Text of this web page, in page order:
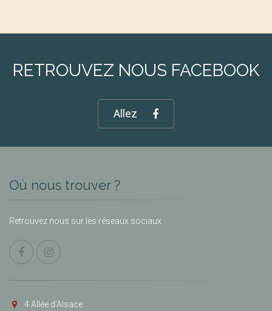
RETROUVEZ NOUS FACEBOOK
Allez
Où nous trouver ?
Retrouvez nous sur les réseaux sociaux.
4 Allée d’Alsace